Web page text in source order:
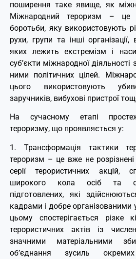
поширення таке явище, як
Міжнародний тероризм – це
боротьби, яку використовують
рухи, групи та інші організації,
яких лежить екстремізм і
суб’єкти міжнародної
ними політичних цілей.
цього використовують
заручників, вибухові пристрої
На сучасному етапі
тероризму, що проявляється у:
1. Трансформація тактики
тероризм – це вже не розрізнені
серії терористичних акцій,
широкого кола осіб та
підготовлених, які
кадрами і добре
цьому спостерігається різке
терористичних актів із
значними матеріальними
об’єднання зусиль окремих